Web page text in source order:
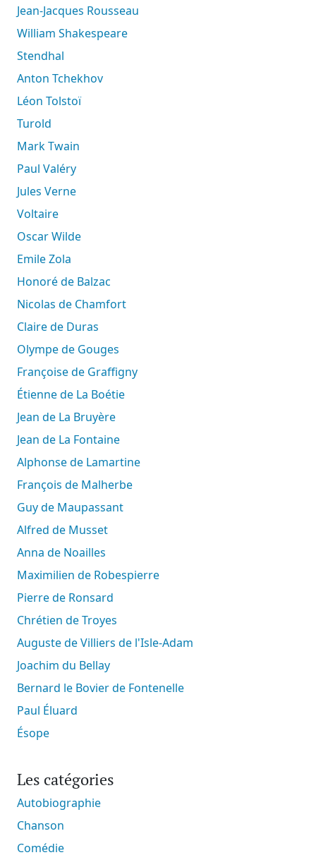
Jean-Jacques Rousseau
William Shakespeare
Stendhal
Anton Tchekhov
Léon Tolstoï
Turold
Mark Twain
Paul Valéry
Jules Verne
Voltaire
Oscar Wilde
Emile Zola
Honoré de Balzac
Nicolas de Chamfort
Claire de Duras
Olympe de Gouges
Françoise de Graffigny
Étienne de La Boétie
Jean de La Bruyère
Jean de La Fontaine
Alphonse de Lamartine
François de Malherbe
Guy de Maupassant
Alfred de Musset
Anna de Noailles
Maximilien de Robespierre
Pierre de Ronsard
Chrétien de Troyes
Auguste de Villiers de l'Isle-Adam
Joachim du Bellay
Bernard le Bovier de Fontenelle
Paul Éluard
Ésope
Les catégories
Autobiographie
Chanson
Comédie